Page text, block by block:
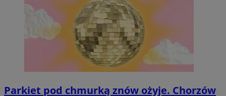
Parkiet pod chmurką znów ożyje. Chorzów